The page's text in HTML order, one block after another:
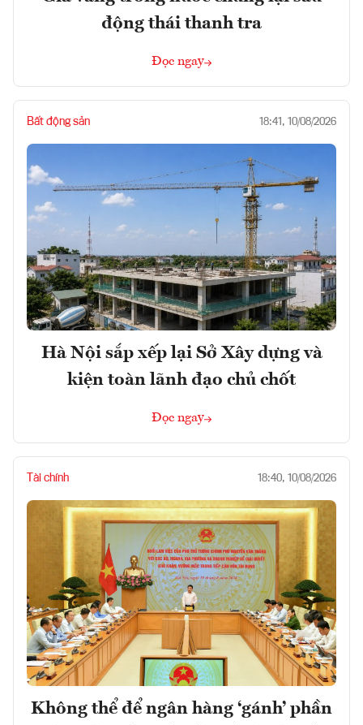
động thái thanh tra
Đọc ngay
Bất động sản 18:41, 10/08/2026
Hà Nội sắp xếp lại Sở Xây dựng và
kiện toàn lãnh đạo chủ chốt
Đọc ngay
Tài chính 18:40, 10/08/2026
Không thể để ngân hàng ‘gánh’ phần